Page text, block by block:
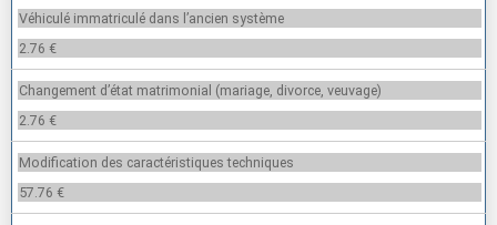
Véhiculé immatriculé dans l’ancien système
2.76 €
Changement d’état matrimonial (mariage, divorce, veuvage)
2.76 €
Modification des caractéristiques techniques
57.76 €